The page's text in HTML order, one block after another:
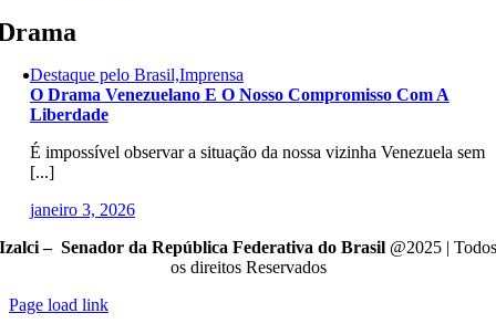
Destaque pelo Brasil,Imprensa
O Drama Venezuelano E O Nosso Compromisso Com A
Liberdade
É impossível observar a situação da nossa vizinha Venezuela sem
[...]
janeiro 3, 2026
Izalci – Senador da República Federativa do Brasil @2025 | Todos
os direitos Reservados
Page load link